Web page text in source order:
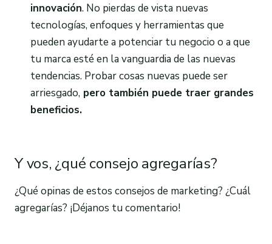
innovación. No pierdas de vista nuevas
tecnologías, enfoques y herramientas que
pueden ayudarte a potenciar tu negocio o a que
tu marca esté en la vanguardia de las nuevas
tendencias. Probar cosas nuevas puede ser
arriesgado, pero también puede traer grandes
beneficios.
Y vos, ¿qué consejo agregarías?
¿Qué opinas de estos consejos de marketing? ¿Cuál
agregarías? ¡Déjanos tu comentario!